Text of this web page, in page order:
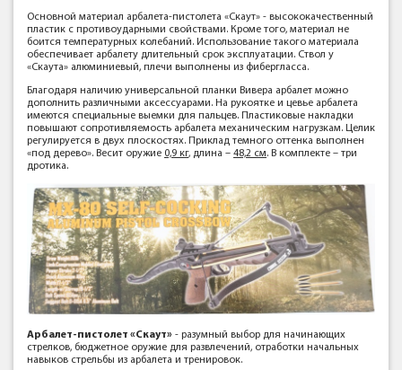
Основной материал арбалета-пистолета «Скаут» - высококачественный
пластик с противоударными свойствами. Кроме того, материал не
боится температурных колебаний. Использование такого материала
обеспечивает арбалету длительный срок эксплуатации. Ствол у
«Скаута» алюминиевый, плечи выполнены из фибергласса.
Благодаря наличию универсальной планки Вивера арбалет можно
дополнить различными аксессуарами. На рукоятке и цевье арбалета
имеются специальные выемки для пальцев. Пластиковые накладки
повышают сопротивляемость арбалета механическим нагрузкам. Целик
регулируется в двух плоскостях. Приклад темного оттенка выполнен
«под дерево». Весит оружие 0,9 кг, длина – 48,2 см. В комплекте – три
дротика.
Арбалет-пистолет «Скаут» - разумный выбор для начинающих
стрелков, бюджетное оружие для развлечений, отработки начальных
навыков стрельбы из арбалета и тренировок.